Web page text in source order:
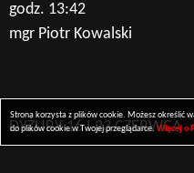
godz. 13:42
mgr Piotr Kowalski
DYŻURY 16 I 23 CZERWCA
Strona korzysta z plików cookie. Możesz określić
do plików cookie w Twojej przeglądarce.Więcej o